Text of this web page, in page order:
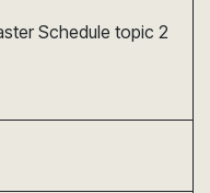
Schedule topic 2